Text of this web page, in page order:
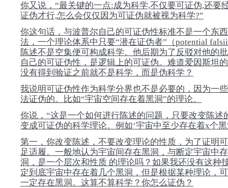
你又说，“最关键的一点:成为科学,不仅要可证伪,还要
证伪才行,怎么会仅仅因为可证伪就被视为科学?”
你这句话，与波普尔自己的可证伪性标准不是一个东
法，一个理论体系中只要“潜在证伪者”（potential
陈述不是空集便可构成科学。他后期为了反驳对他的
自己的可证伪性，是逻辑上的可证伪。难道爱因斯坦
没有得到验证之前就不是科学，而是伪科学？
我说明可证伪性作为科学分界也不是必要的，因为一
法证伪的。比如“宇宙空间存在着黑洞”的理论。
你说，“这是一个如何进行陈述的问题，只要改变陈述
变成可证伪的科学理论。例如‘宇宙中至少存在着x个黑
第一，你改变陈述，不要改变理论的性质，为了证明
足适履。一般地认为宇宙间存在黑洞，与断定宇宙中
洞，是一个层次和性质 的理论吗？如果我还没有这种
定到底宇宙中存在着几个黑洞，但是根据某种理论，
一定存在黑洞。这算不算科学？你怎么证伪？